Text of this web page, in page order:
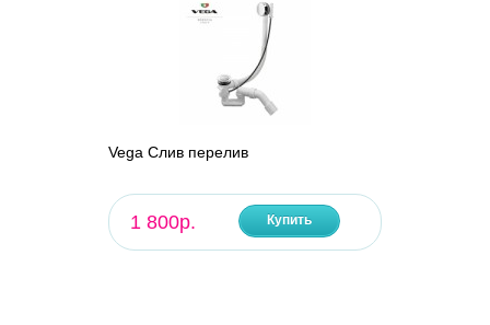
Vega Слив перелив
1 800р. Купить